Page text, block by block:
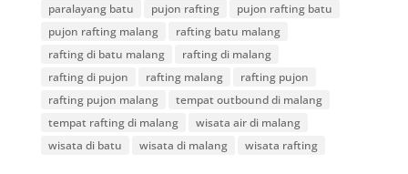
paralayang batu
pujon rafting
pujon rafting batu
pujon rafting malang
rafting batu malang
rafting di batu malang
rafting di malang
rafting di pujon
rafting malang
rafting pujon
rafting pujon malang
tempat outbound di malang
tempat rafting di malang
wisata air di malang
wisata di batu
wisata di malang wisata rafting